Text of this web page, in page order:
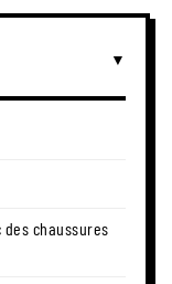
chaussures